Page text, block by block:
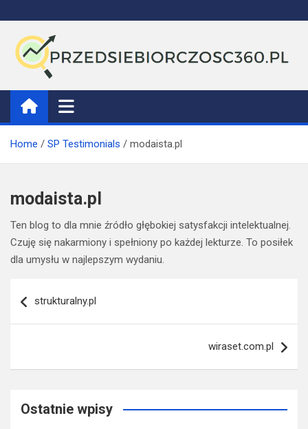
to
content
Przedsiebiorczosc360
Home SP Testimonials modaista.pl
modaista.pl
Ten blog to dla mnie źródło głębokiej satysfakcji intelektualnej.
Czuję się nakarmiony i spełniony po każdej lekturze. To posiłek
dla umysłu w najlepszym wydaniu.
wpisu
strukturalny.pl
wiraset.com.pl
Ostatnie wpisy